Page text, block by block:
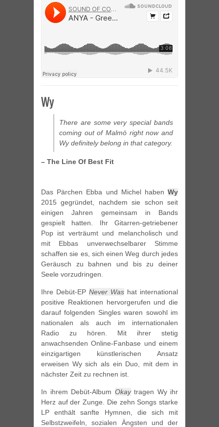
Wy
There are some very special bands
coming out of Malmö right now and
Wy definitely belong in that category.
– The Line Of Best Fit
Das Pärchen Ebba und Michel haben Wy
2015 gegründet, nachdem sie schon seit
einigen Jahren gemeinsam in Bands
gespielt hatten. Ihr Gitarren-getriebener
Pop ist verträumt und melancholisch und
mit Ebbas unverwechselbarer Stimme
schaffen sie es, sich einen Weg durch jedes
Geräusch zu bahnen und bis zu deiner
Seele vorzudringen.
Ihre Debüt-EP Never Was hat international
positive Reaktionen hervorgerufen und die
darauf folgenden Singles waren sowohl im
nationalen als auch im internationalen
Radio zu hören. Mit ihrer stetig
anwachsenden Online-Fanbase und einem
einzigartigen künstlerischen Ansatz
erweisen Wy sich als ein Duo, mit dem in
nächster Zeit zu rechnen ist.
In ihrem Debüt-Album Okaytragen Wy ihr
Herz auf der Zunge. Die zehn Songs starke
LP enthält sanfte Hymnen, die sich mit
Selbstzweifeln, sozialen Ängsten und der